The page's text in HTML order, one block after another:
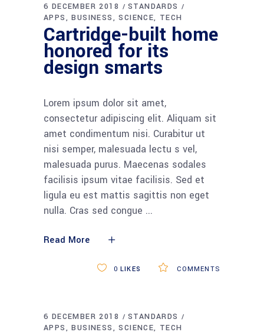
6 DECEMBER 2018
STANDARDS
APPS
BUSINESS SCIENCE TECH
Cartridge-built home
honored for its
design smarts
Lorem ipsum dolor sit amet,
consectetur adipiscing elit. Aliquam sit
amet condimentum nisi. Curabitur ut
nisi semper, malesuada lectu s vel,
malesuada purus. Maecenas sodales
facilisis ipsum vitae facilisis. Sed et
ligula eu est mattis sagittis non eget
nulla. Cras sed congue
Read More
COMMENTS
0 LIKES
6 DECEMBER 2018
STANDARDS
APPS
BUSINESS SCIENCE TECH